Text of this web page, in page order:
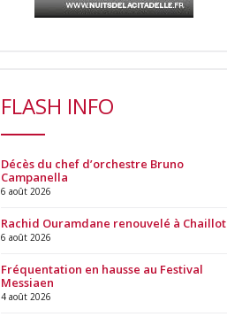
FLASH INFO
Décès du chef d’orchestre Bruno
Campanella
6 août 2026
Rachid Ouramdane renouvelé à Chaillot
6 août 2026
Fréquentation en hausse au Festival
Messiaen
4 août 2026